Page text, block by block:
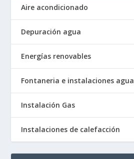
Aire acondicionado
Depuración agua
Energías renovables
Fontaneria e instalaciones agua
Instalación Gas
Instalaciones de calefacción